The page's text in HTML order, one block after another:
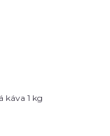
káva 1 kg